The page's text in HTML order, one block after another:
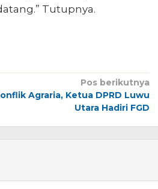
Tutupnya.
Pos berikutnya
Agraria, Ketua DPRD Luwu
Utara Hadiri FGD